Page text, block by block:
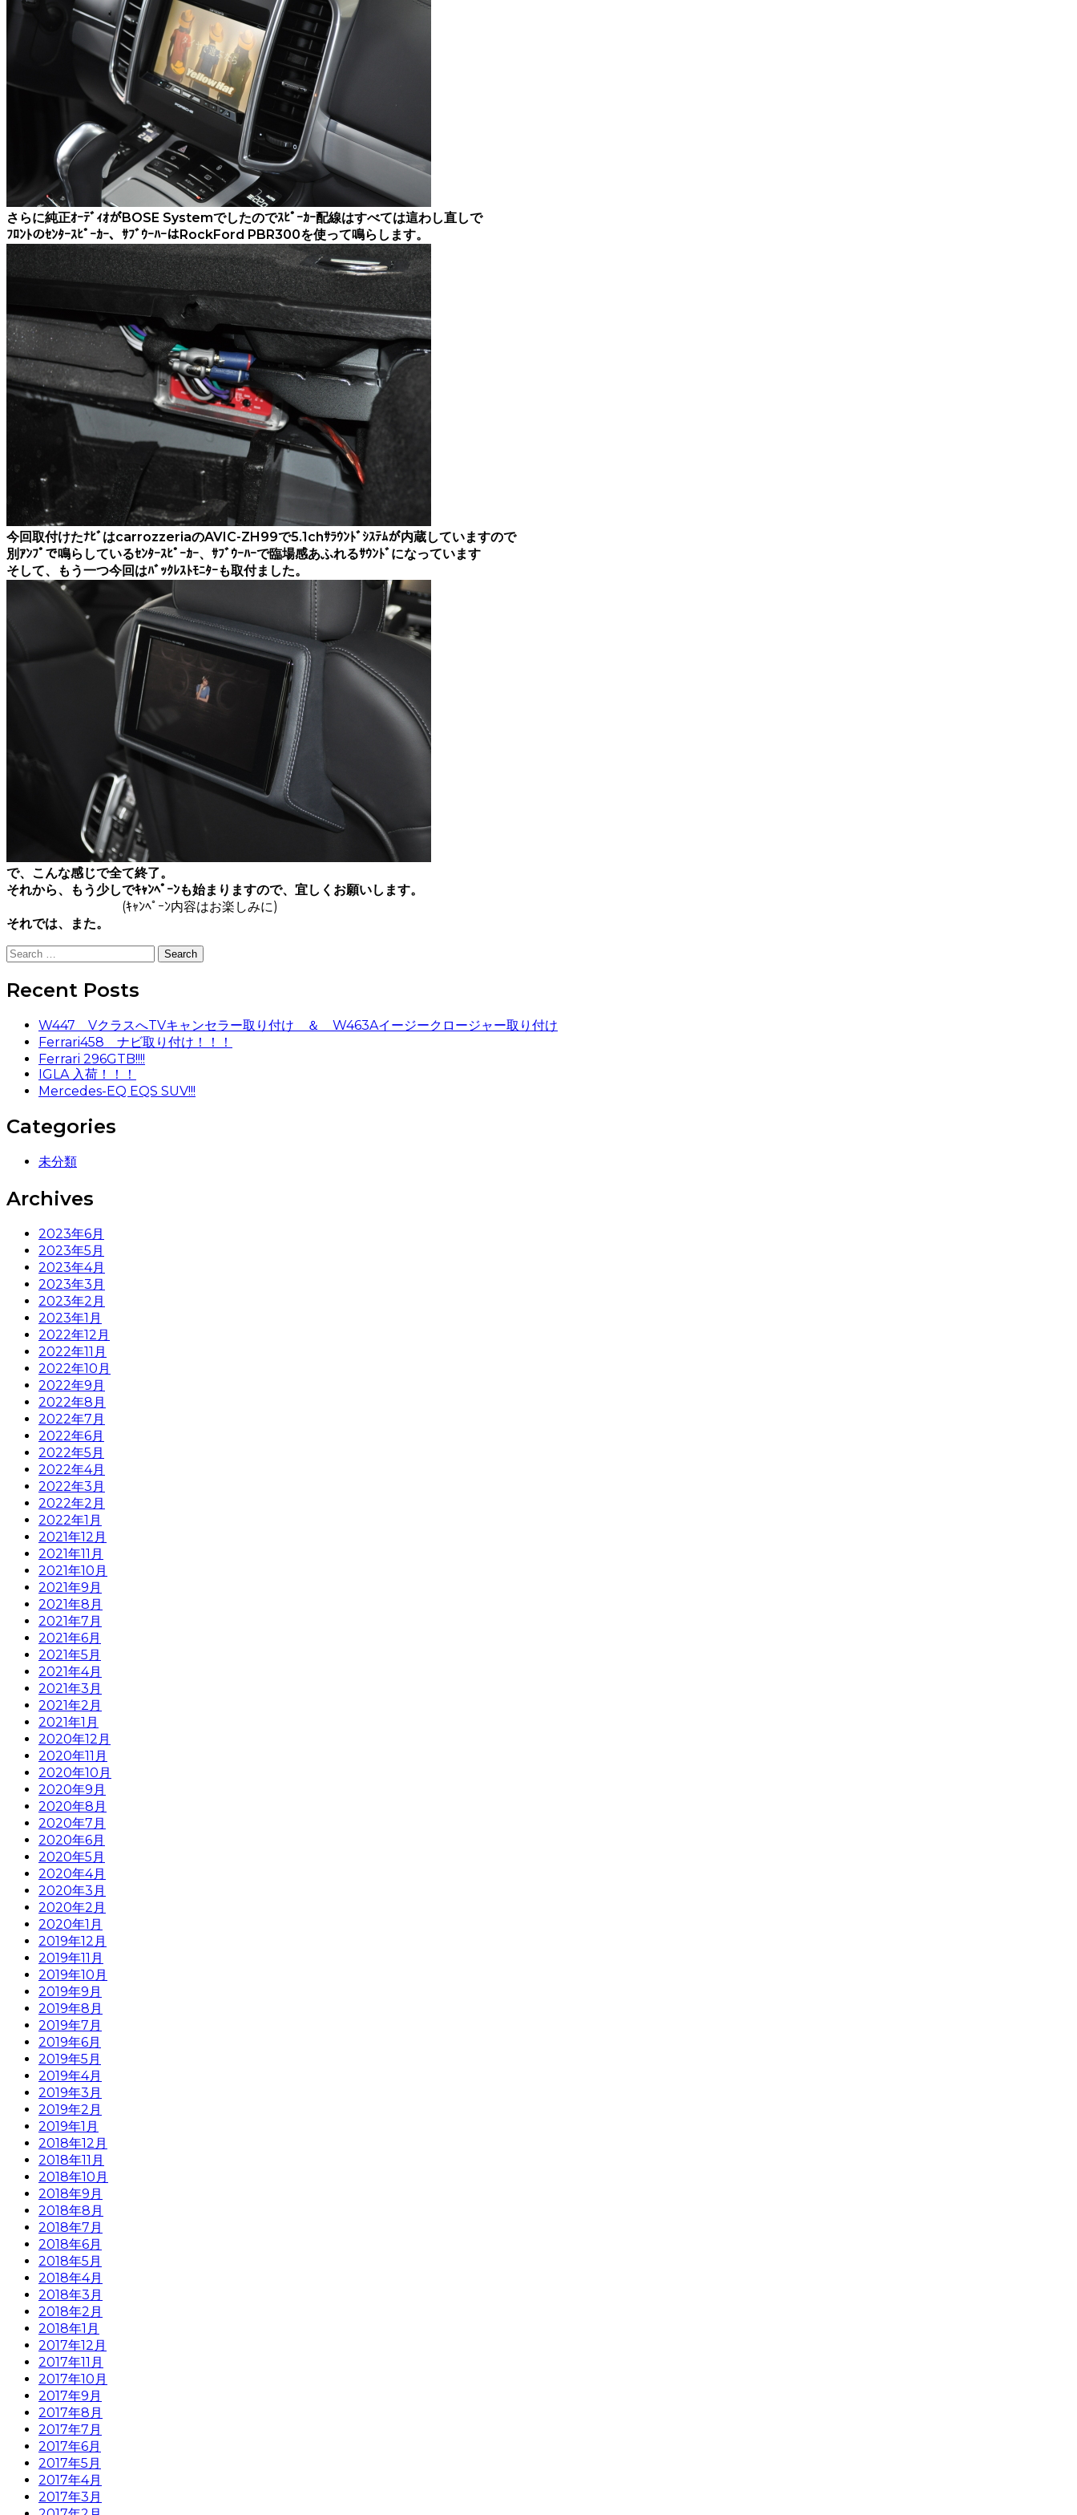
さらに純正ｵｰﾃﾞｨｵがBOSE Systemでしたのでｽﾋﾟｰｶｰ配線はすべては這わし直しで
ﾌﾛﾝﾄのｾﾝﾀｰｽﾋﾟｰｶｰ、ｻﾌﾞｳｰﾊｰはRockFord PBR300を使って鳴らします。
今回取付けたﾅﾋﾞはcarrozzeriaのAVIC-ZH99で5.1chｻﾗｳﾝﾄﾞｼｽﾃﾑが内蔵していますので
別ｱﾝﾌﾟで鳴らしているｾﾝﾀｰｽﾋﾟｰｶｰ、ｻﾌﾞｳｰﾊｰで臨場感あふれるｻｳﾝﾄﾞになっています
そして、もう一つ今回はﾊﾞｯｸﾚｽﾄﾓﾆﾀｰも取付ました。
で、こんな感じで全て終了。
それから、もう少しでｷｬﾝﾍﾟｰﾝも始まりますので、宜しくお願いします。
(ｷｬﾝﾍﾟｰﾝ内容はお楽しみに)
それでは、また。
Search
Recent Posts
W447 VクラスへTVキャンセラー取り付け ＆ W463Aイージークロージャー取り付け
Ferrari458 ナビ取り付け！！！
Ferrari 296GTB!!!!
IGLA 入荷！！！
Mercedes-EQ EQS SUV!!!
Categories
未分類
Archives
2023年6月
2023年5月
2023年4月
2023年3月
2023年2月
2023年1月
2022年12月
2022年11月
2022年10月
2022年9月
2022年8月
2022年7月
2022年6月
2022年5月
2022年4月
2022年3月
2022年2月
2022年1月
2021年12月
2021年11月
2021年10月
2021年9月
2021年8月
2021年7月
2021年6月
2021年5月
2021年4月
2021年3月
2021年2月
2021年1月
2020年12月
2020年11月
2020年10月
2020年9月
2020年8月
2020年7月
2020年6月
2020年5月
2020年4月
2020年3月
2020年2月
2020年1月
2019年12月
2019年11月
2019年10月
2019年9月
2019年8月
2019年7月
2019年6月
2019年5月
2019年4月
2019年3月
2019年2月
2019年1月
2018年12月
2018年11月
2018年10月
2018年9月
2018年8月
2018年7月
2018年6月
2018年5月
2018年4月
2018年3月
2018年2月
2018年1月
2017年12月
2017年11月
2017年10月
2017年9月
2017年8月
2017年7月
2017年6月
2017年5月
2017年4月
2017年3月